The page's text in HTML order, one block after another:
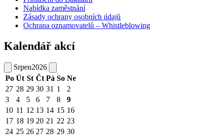
Nabídka zaměstnání
Zásady ochrany osobních údajů
Ochrana oznamovatelů – Whistleblowing
Kalendář akcí
Srpen2026
Po Út St Čt Pá So Ne
27 28 29 30 31 1
2
3
4 5 6 7 8
9
10 11 12 13 14 15 16
17 18 19 20 21 22 23
24 25 26 27 28 29 30